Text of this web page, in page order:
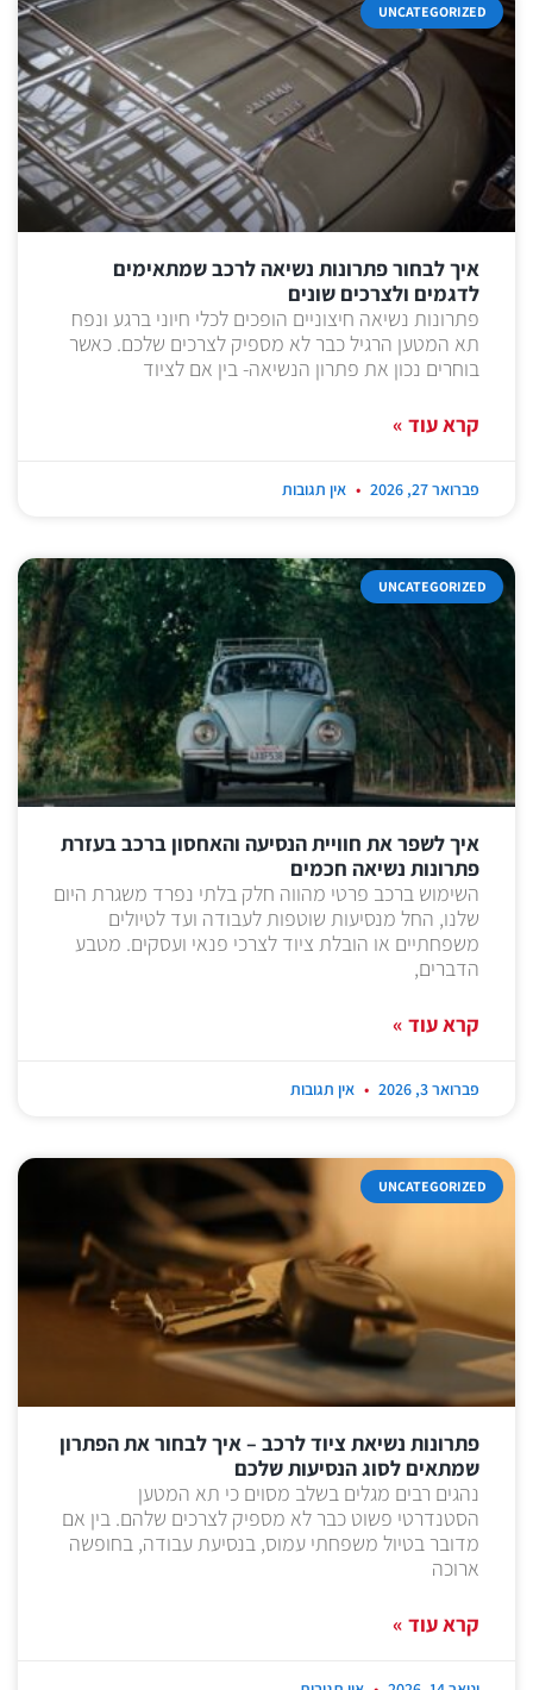
UNCATEGORIZED
איך לבחור פתרונות נשיאה לרכב שמתאימים
לדגמים ולצרכים שונים
פתרונות נשיאה חיצוניים הופכים לכלי חיוני ברגע ונפח
תא המטען הרגיל כבר לא מספיק לצרכים שלכם. כאשר
בוחרים נכון את פתרון הנשיאה- בין אם לציוד
קרא עוד »
פברואר 27, 2026 אין תגובות
UNCATEGORIZED
איך לשפר את חוויית הנסיעה והאחסון ברכב בעזרת
פתרונות נשיאה חכמים
השימוש ברכב פרטי מהווה חלק בלתי נפרד משגרת היום
שלנו, החל מנסיעות שוטפות לעבודה ועד לטיולים
משפחתיים או הובלת ציוד לצרכי פנאי ועסקים. מטבע
הדברים,
קרא עוד »
פברואר 3, 2026 אין תגובות
UNCATEGORIZED
פתרונות נשיאת ציוד לרכב – איך לבחור את הפתרון
שמתאים לסוג הנסיעות שלכם
נהגים רבים מגלים בשלב מסוים כי תא המטען
הסטנדרטי פשוט כבר לא מספיק לצרכים שלהם. בין אם
מדובר בטיול משפחתי עמוס, בנסיעת עבודה, בחופשה
ארוכה
קרא עוד »